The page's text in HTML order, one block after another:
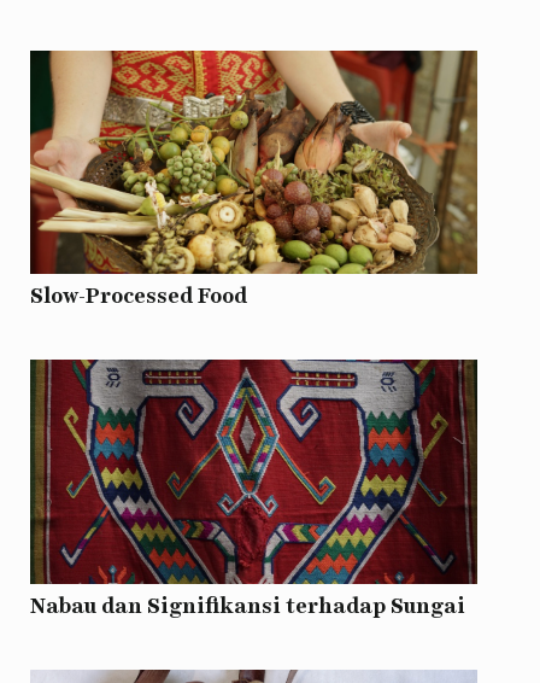
Slow-Processed Food
Nabau dan Signifikansi terhadap Sungai